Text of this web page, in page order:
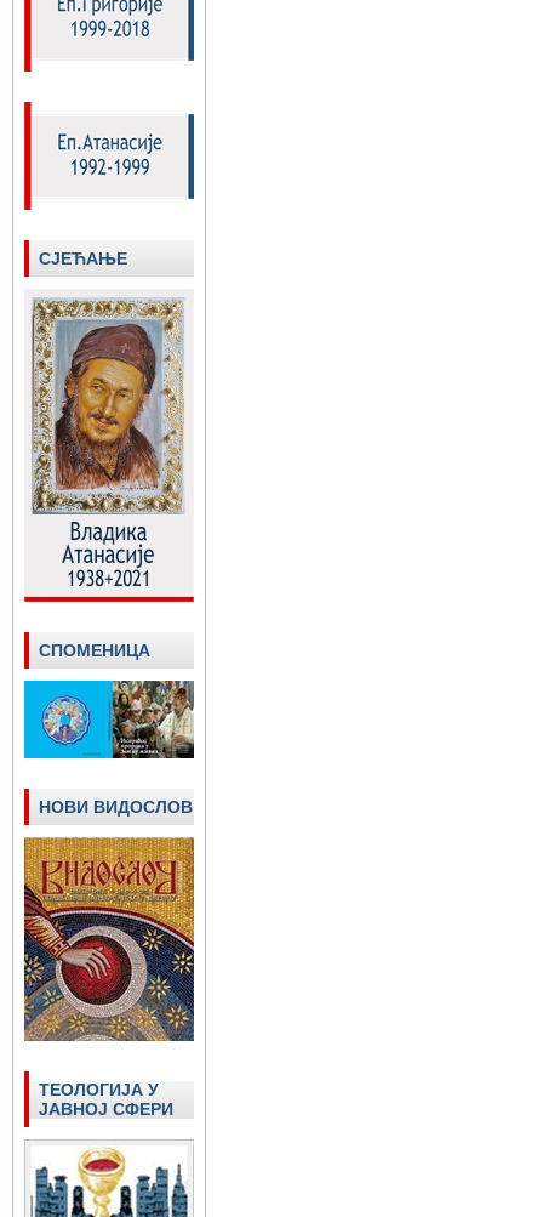
СЈЕЋАЊЕ
СПОМЕНИЦА
НОВИ ВИДОСЛОВ
ТЕОЛОГИЈА У
ЈАВНОЈ СФЕРИ